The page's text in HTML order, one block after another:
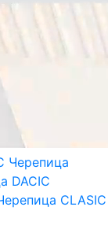
Черепица
DACIC
CLASIC